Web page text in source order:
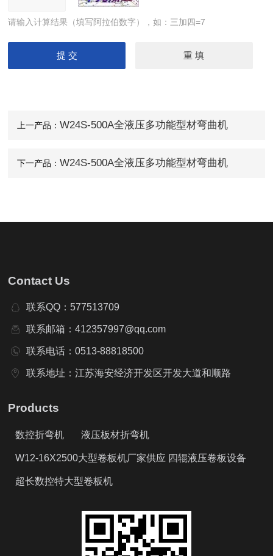
请输入计算结果（填写阿拉伯数字），如：三加四=7
上一产品： W24S-500A全液压多功能型材弯曲机
下一产品： W24S-500A全液压多功能型材弯曲机
Contact Us
联系QQ：577513709
联系邮箱：412357997@qq.com
联系电话：0513-88818500
联系地址：江苏海安经济开发区开发大道和顺路
Products
数控折弯机 液压板材折弯机
W12-16X2500大型卷板机厂家供应 四辊液压卷板设备
超长数控特大型卷板机